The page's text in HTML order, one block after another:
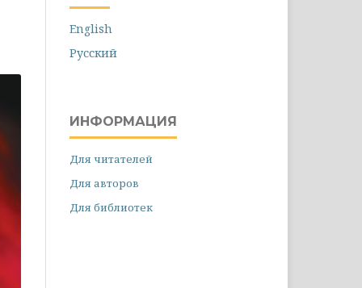
English
Русский
ИНФОРМАЦИЯ
Для читателей
Для авторов
Для библиотек